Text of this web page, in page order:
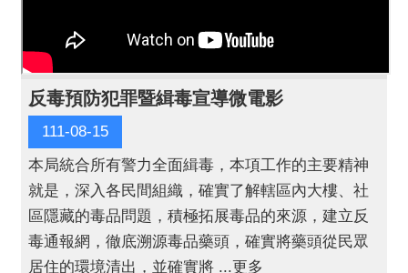
反毒預防犯罪暨緝毒宣導微電影
111-08-15
本局統合所有警力全面緝毒，本項工作的主要精神
就是，深入各民間組織，確實了解轄區內大樓、社
區隱藏的毒品問題，積極拓展毒品的來源，建立反
毒通報網，徹底溯源毒品藥頭，確實將藥頭從民眾
居住的環境清出，並確實將 ...更多